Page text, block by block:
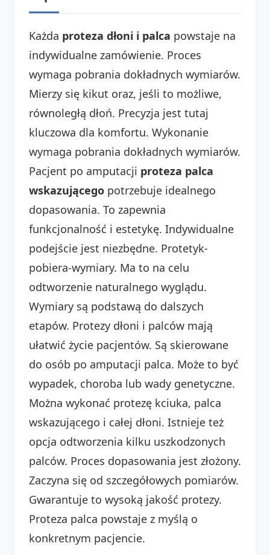
Każda proteza dłoni i palca powstaje na
indywidualne zamówienie. Proces
wymaga pobrania dokładnych wymiarów.
Mierzy się kikut oraz, jeśli to możliwe,
równoległą dłoń. Precyzja jest tutaj
kluczowa dla komfortu. Wykonanie
wymaga pobrania dokładnych wymiarów.
Pacjent po amputacji proteza palca
wskazującego potrzebuje idealnego
dopasowania. To zapewnia
funkcjonalność i estetykę. Indywidualne
podejście jest niezbędne. Protetyk-
pobiera-wymiary. Ma to na celu
odtworzenie naturalnego wyglądu.
Wymiary są podstawą do dalszych
etapów. Protezy dłoni i palców mają
ułatwić życie pacjentów. Są skierowane
do osób po amputacji palca. Może to być
wypadek, choroba lub wady genetyczne.
Można wykonać protezę kciuka, palca
wskazującego i całej dłoni. Istnieje też
opcja odtworzenia kilku uszkodzonych
palców. Proces dopasowania jest złożony.
Zaczyna się od szczegółowych pomiarów.
Gwarantuje to wysoką jakość protezy.
Proteza palca powstaje z myślą o
konkretnym pacjencie.